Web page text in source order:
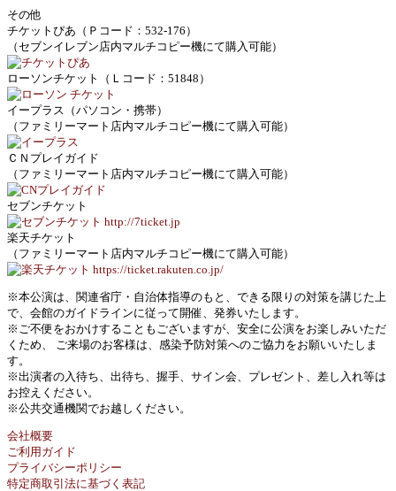
その他
チケットぴあ（Ｐコード：532-176）
（セブンイレブン店内マルチコピー機にて購入可能）
ローソンチケット（Ｌコード：51848）
イープラス（パソコン・携帯）
（ファミリーマート店内マルチコピー機にて購入可能）
ＣＮプレイガイド
（ファミリーマート店内マルチコピー機にて購入可能）
セブンチケット
楽天チケット
（ファミリーマート店内マルチコピー機にて購入可能）
※本公演は、関連省庁・自治体指導のもと、できる限りの対策を講じた上
で、会館のガイドラインに従って開催、発券いたします。
※ご不便をおかけすることもございますが、安全に公演をお楽しみいただ
くため、 ご来場のお客様は、感染予防対策へのご協力をお願いいたしま
す。
※出演者の入待ち、出待ち、握手、サイン会、プレゼント、差し入れ等は
お控えください。
※公共交通機関でお越しください。
会社概要
ご利用ガイド
プライバシーポリシー
特定商取引法に基づく表記